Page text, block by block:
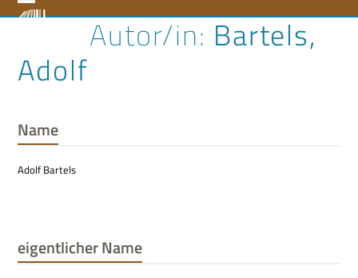
to Open
menu
Close
menu
Bartels,
Adolf
Name
Adolf Bartels
eigentlicher Name